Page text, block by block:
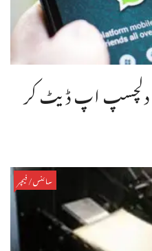
دلچسپ اپ ڈیٹ کر
سائنس/فیچر